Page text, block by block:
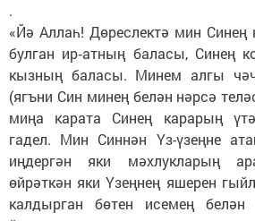
.
«Йә Аллаһ! Дөреслектә мин
булган ир‑атның баласы, Синең
кызның баласы. Минем алгы
(ягъни Син минең белән нәрсә
миңа карата Синең карарың
гадел. Мин Синнән Үз-үзеңне
иңдергән яки мәхлукларың
өйрәткән яки Үзеңнең яшерен
калдырган бөтен исемең